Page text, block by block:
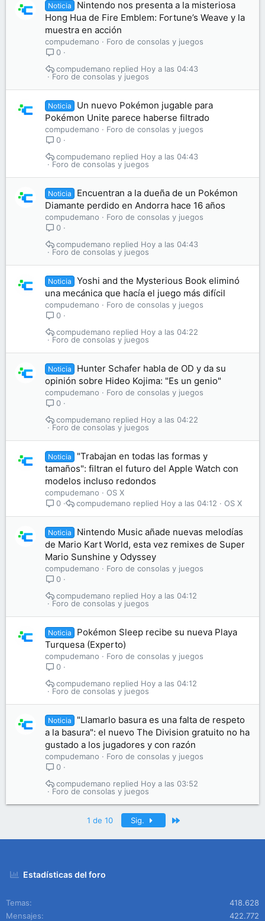
Noticia
Nintendo nos presenta a la misteriosa
Hong Hua de Fire Emblem: Fortune’s Weave y la
muestra en acción
compudemano
Foro de consolas y juegos
0
Foro de consolas y juegos
Hoy a las 04:43
compudemano
Noticia
Un nuevo Pokémon jugable para
Pokémon Unite parece haberse filtrado
compudemano
Foro de consolas y juegos
0
Foro de consolas y juegos
Hoy a las 04:43
compudemano
Noticia
Encuentran a la dueña de un Pokémon
Diamante perdido en Andorra hace 16 años
compudemano
Foro de consolas y juegos
0
Foro de consolas y juegos
Hoy a las 04:43
compudemano
Noticia
Yoshi and the Mysterious Book eliminó
una mecánica que hacía el juego más difícil
compudemano
Foro de consolas y juegos
0
Foro de consolas y juegos
Hoy a las 04:22
compudemano
Noticia
Hunter Schafer habla de OD y da su
opinión sobre Hideo Kojima: "Es un genio"
compudemano
Foro de consolas y juegos
0
Foro de consolas y juegos
Hoy a las 04:22
compudemano
Noticia
"Trabajan en todas las formas y
tamaños": filtran el futuro del Apple Watch con
modelos incluso redondos
compudemano
OS X
0
OS X
Hoy a las 04:12
compudemano
Noticia
Nintendo Music añade nuevas melodías
de Mario Kart World, esta vez remixes de Super
Mario Sunshine y Odyssey
compudemano
Foro de consolas y juegos
0
Foro de consolas y juegos
Hoy a las 04:12
compudemano
Noticia
Pokémon Sleep recibe su nueva Playa
Turquesa (Experto)
compudemano
Foro de consolas y juegos
0
Foro de consolas y juegos
Hoy a las 04:12
compudemano
Noticia
"Llamarlo basura es una falta de respeto
a la basura": el nuevo The Division gratuito no ha
gustado a los jugadores y con razón
compudemano
Foro de consolas y juegos
0
Foro de consolas y juegos
Hoy a las 03:52
compudemano
1 de 10 Sig.
Estadísticas del foro
Temas
418.628
Mensajes
422.772